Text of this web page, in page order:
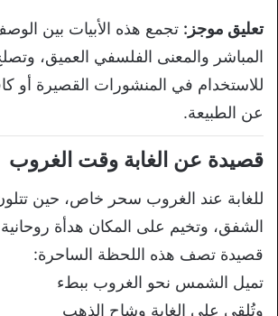
تعليق موجز: تجمع هذه الأبيات بين
المباشر والمعنى الفلسفي العميق،
للاستخدام في المنشورات القصيرة أو
عن الطبيعة.
قصيدة عن الغابة وقت الغروب
للغابة عند الغروب سحر خاص، حين
الشفق، وتخيم على المكان هدأة
قصيدة تصف هذه اللحظة الساحرة:
تميل الشمس نحو الغروب ببطء
وتُلقي على الغابة وشاح الذهب